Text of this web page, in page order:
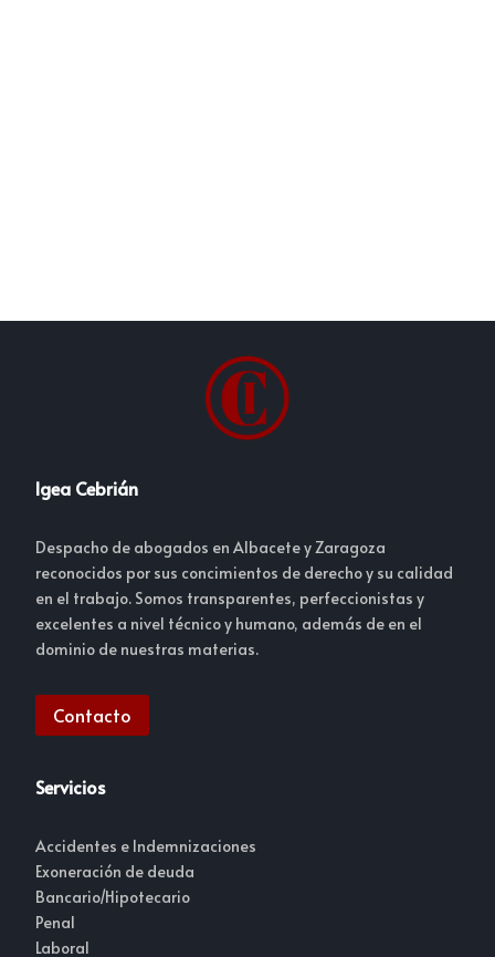
Igea Cebrián
Despacho de abogados en Albacete y Zaragoza
reconocidos por sus concimientos de derecho y su calidad
en el trabajo. Somos transparentes, perfeccionistas y
excelentes a nivel técnico y humano, además de en el
dominio de nuestras materias.
Contacto
Servicios
Accidentes e Indemnizaciones
Exoneración de deuda
Bancario/Hipotecario
Penal
Laboral